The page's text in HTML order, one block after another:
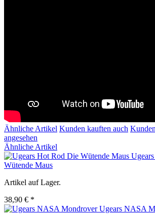
Ähnliche Artikel Kunden kauften auch
angesehen
Ähnliche Artikel
Wütende Maus
Artikel auf Lager.
38,90 € *
Ugears NASA